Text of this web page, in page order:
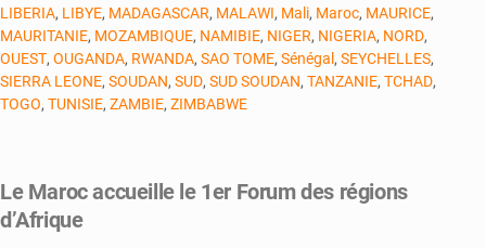
LIBERIA, LIBYE, MADAGASCAR, MALAWI, Mali, Maroc, MAURICE,
MAURITANIE, MOZAMBIQUE, NAMIBIE, NIGER, NIGERIA, NORD,
OUEST, OUGANDA, RWANDA, SAO TOME, Sénégal , SEYCHELLES,
SIERRA LEONE, SOUDAN, SUD, SUD SOUDAN, TANZANIE, TCHAD,
TOGO, TUNISIE, ZAMBIE, ZIMBABWE
Le Maroc accueille le 1er Forum des régions
d’Afrique